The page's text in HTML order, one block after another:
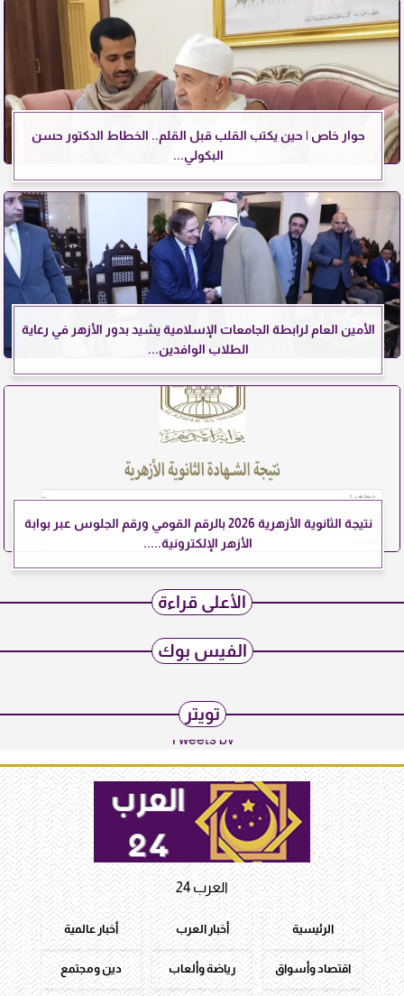
حوار خاص | حين يكتب القلب قبل القلم.. الخطاط الدكتور حسن
البكولي...
الأمين العام لرابطة الجامعات الإسلامية يشيد بدور الأزهر في رعاية
الطلاب الوافدين...
نتيجة الثانوية الأزهرية 2026 بالرقم القومي ورقم الجلوس عبر بوابة
الأزهر الإلكترونية.....
الأعلى قراءة
الفيس بوك
تويتر
Tweets by
العرب 24
الرئيسية أخبار العرب أخبار عالمية
اقتصاد وأسواق رياضة وألعاب دين ومجتمع